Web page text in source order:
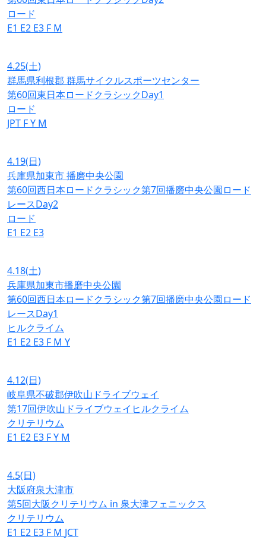
ロード
E1 E2 E3 F M
4.25(土)
群馬県利根郡 群馬サイクルスポーツセンター
第60回東日本ロードクラシックDay1
ロード
JPT FY M
4.19(日)
兵庫県加東市 播磨中央公園
第60回西日本ロードクラシック第7回播磨中央公園ロード
レースDay2
ロード
E1 E2 E3
4.18(土)
兵庫県加東市播磨中央公園
第60回西日本ロードクラシック第7回播磨中央公園ロード
レースDay1
ヒルクライム
E1 E2 E3 F M Y
4.12(日)
岐阜県不破郡伊吹山ドライブウェイ
第17回伊吹山ドライブウェイヒルクライム
クリテリウム
E1 E2 E3 FY M
4.5(日)
大阪府泉大津市
第5回大阪クリテリウム in 泉大津フェニックス
クリテリウム
E1 E2 E3 F M JCT